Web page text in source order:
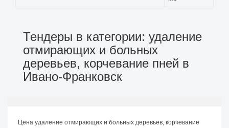
Тендеры в категории: удаление
отмирающих и больных
деревьев, корчевание пней в
Ивано-Франковск
Цена удаление отмирающих и больных деревьев, корчевание